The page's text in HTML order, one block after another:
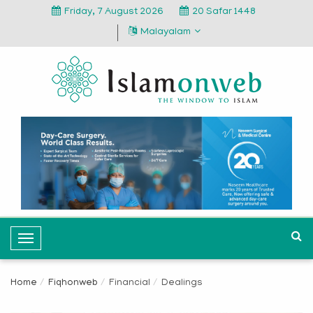
Friday, 7 August 2026
20 Safar 1448
Malayalam
T
o
Home Fiqhonweb Financial Dealings